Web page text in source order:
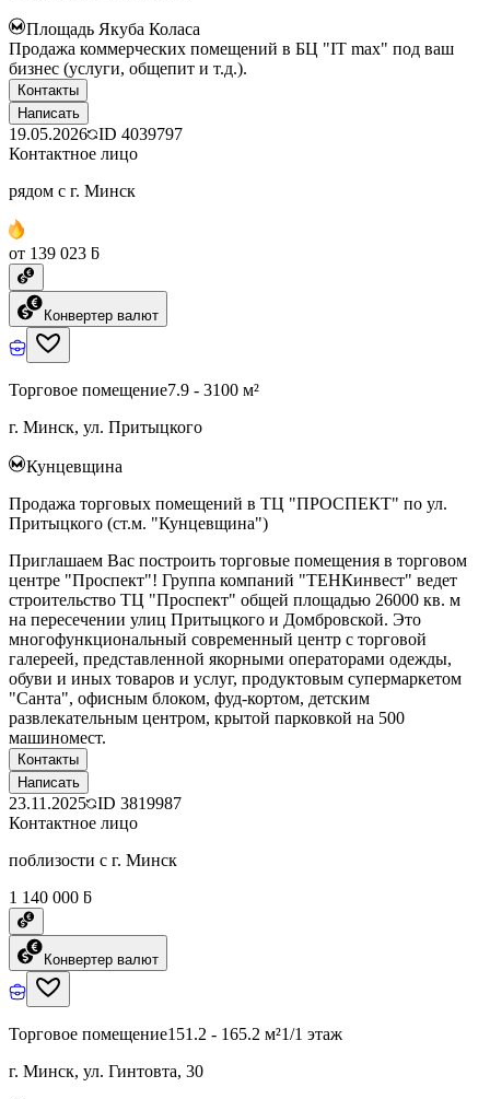
Площадь Якуба Коласа
Продажа коммерческих помещений в БЦ "IT max" под ваш
бизнес (услуги, общепит и т.д.).
Контакты
Написать
19.05.2026 ID 4039797
Контактное лицо
рядом с г. Минск
от 139 023 ƃ
Конвертер валют
Торговое помещение7.9 - 3100 м²
г. Минск, ул. Притыцкого
Кунцевщина
Продажа торговых помещений в ТЦ "ПРОСПЕКТ" по ул.
Притыцкого (ст.м. "Кунцевщина")
Приглашаем Вас построить торговые помещения в торговом
центре "Проспект"! Группа компаний "ТЕНКинвест" ведет
строительство ТЦ "Проспект" общей площадью 26000 кв. м
на пересечении улиц Притыцкого и Домбровской. Это
многофункциональный современный центр с торговой
галереей, представленной якорными операторами одежды,
обуви и иных товаров и услуг, продуктовым супермаркетом
"Санта", офисным блоком, фуд-кортом, детским
развлекательным центром, крытой парковкой на 500
машиномест.
Контакты
Написать
23.11.2025 ID 3819987
Контактное лицо
поблизости с г. Минск
1 140 000 ƃ
Конвертер валют
Торговое помещение151.2 - 165.2 м²1/1 этаж
г. Минск, ул. Гинтовта, 30